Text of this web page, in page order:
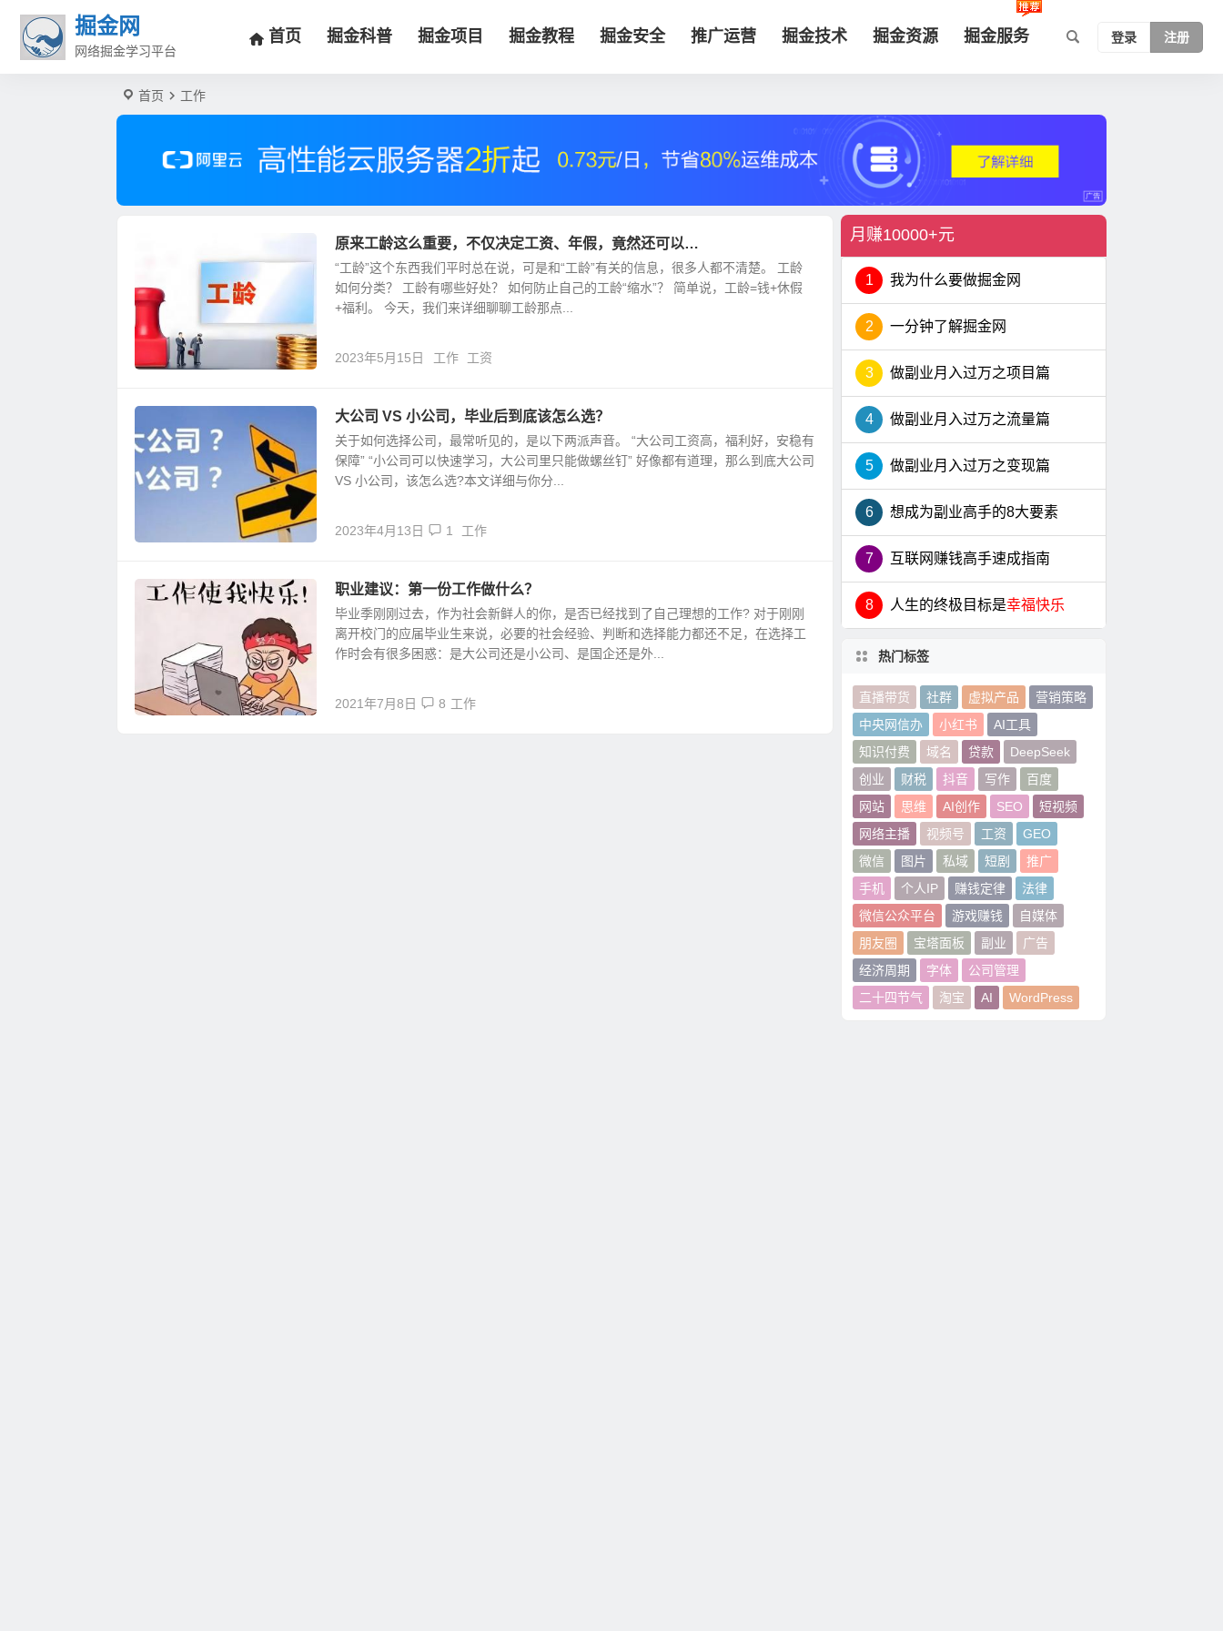
掘金网
网络掘金学习平台
首页 掘金科普 掘金项目 掘金教程 掘金安全 推广运营 掘金技术 掘金资源 掘金服务 登录 注册
首页 工作
原来工龄这么重要，不仅决定工资、年假，竟然还可以…
“工龄”这个东西我们平时总在说，可是和“工龄”有关的信息，很多人都不清楚。 工龄
如何分类？ 工龄有哪些好处？ 如何防止自己的工龄“缩水”？ 简单说，工龄=钱+休假
+福利。 今天，我们来详细聊聊工龄那点...
2023年5月15日 工作 工资
大公司 VS 小公司，毕业后到底该怎么选？
关于如何选择公司，最常听见的，是以下两派声音。 “大公司工资高，福利好，安稳有
保障” “小公司可以快速学习，大公司里只能做螺丝钉” 好像都有道理，那么到底大公司
VS 小公司，该怎么选?本文详细与你分...
2023年4月13日 1 工作
职业建议：第一份工作做什么？
毕业季刚刚过去，作为社会新鲜人的你，是否已经找到了自己理想的工作? 对于刚刚
离开校门的应届毕业生来说，必要的社会经验、判断和选择能力都还不足，在选择工
作时会有很多困惑：是大公司还是小公司、是国企还是外...
2021年7月8日 8 工作
月赚10000+元
1 我为什么要做掘金网
2 一分钟了解掘金网
3 做副业月入过万之项目篇
4 做副业月入过万之流量篇
5 做副业月入过万之变现篇
6 想成为副业高手的8大要素
7 互联网赚钱高手速成指南
8 人生的终极目标是幸福快乐
热门标签
直播带货 社群 虚拟产品
营销策略
中央网信办
小红书
AI工具
知识付费
域名 贷款
DeepSeek
创业
财税 抖音 写作
百度
网站
思维 AI创作 SEO
短视频
网络主播
视频号 工资
GEO
微信
图片 私域 短剧
推广
手机
个人IP 赚钱定律
法律
微信公众平台
游戏赚钱
自媒体
朋友圈
宝塔面板 副业
广告
经济周期
字体
公司管理
二十四节气
淘宝 AI WordPress